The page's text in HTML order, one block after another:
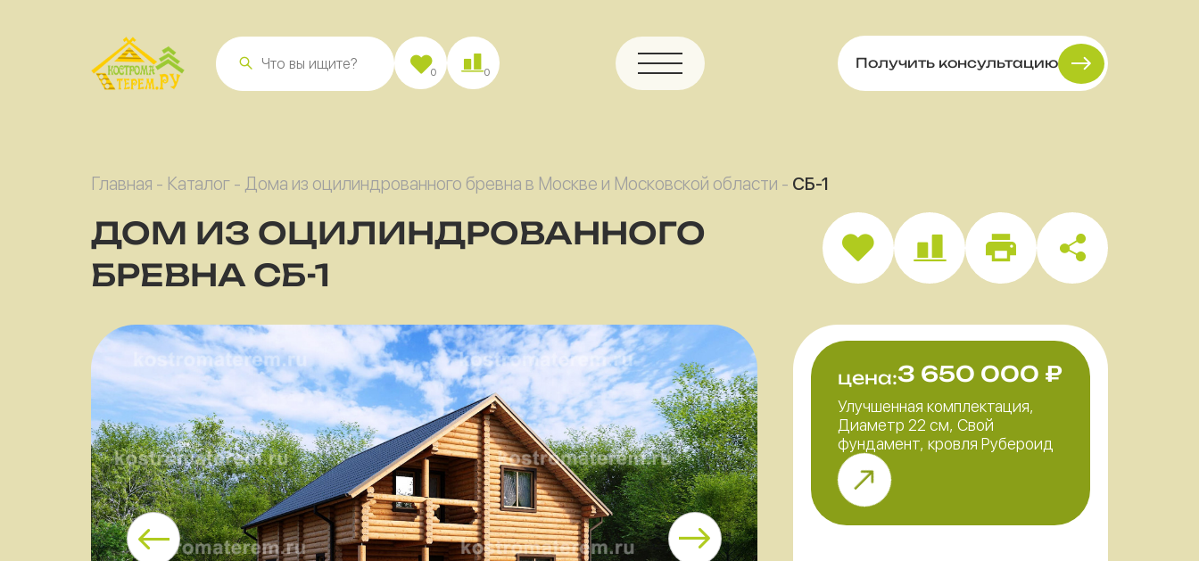
0 0
Получить консультацию
Главная - Каталог - Дома из оцилиндрованного бревна в Москве и Московской области - СБ-1
ДОМ ИЗ ОЦИЛИНДРОВАННОГО
БРЕВНА СБ-1
цена:3 650 000 ₽
Улучшенная комплектация,
Диаметр 22 см, Свой
фундамент, кровля Рубероид